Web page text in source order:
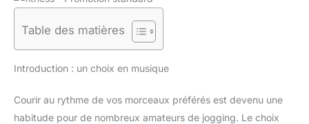
Table des matières
Introduction : un choix en musique
Courir au rythme de vos morceaux préférés est devenu une
habitude pour de nombreux amateurs de jogging. Le choix